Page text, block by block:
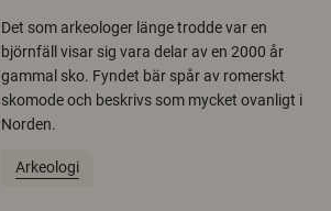
Det som arkeologer länge trodde var en
björnfäll visar sig vara delar av en 2000 år
gammal sko. Fyndet bär spår av romerskt
skomode och beskrivs som mycket ovanligt i
Norden.
Arkeologi